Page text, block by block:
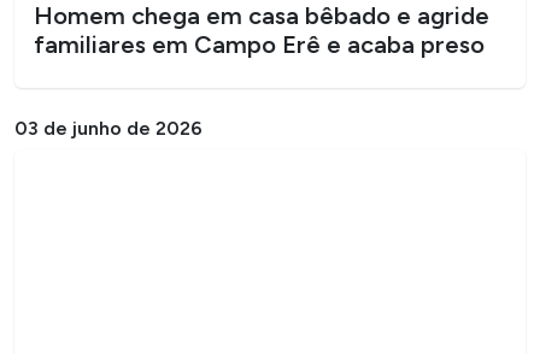
Homem chega em casa bêbado e agride
familiares em Campo Erê e acaba preso
03 de junho de 2026